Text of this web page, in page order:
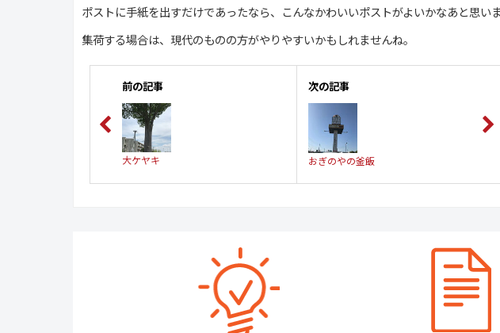
ポストに手紙を出すだけであったなら、こんなかわいいポストがよいかなあと思いま
集荷する場合は、現代のものの方がやりやすいかもしれませんね。
前の記事
大ケヤキ
次の記事
おぎのやの釜飯